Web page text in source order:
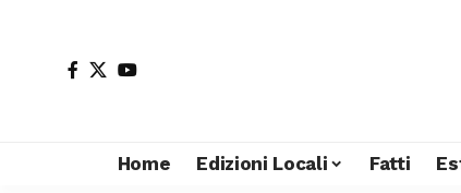
Home Edizioni Locali Fatti